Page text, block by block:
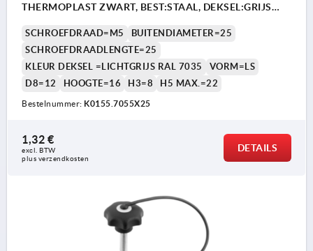
THERMOPLAST ZWART, BEST:STAAL, DEKSEL:GRIJS
SCHROEFDRAAD=M5
BUITENDIAMETER=25
SCHROEFDRAADLENGTE=25
KLEUR DEKSEL =LICHTGRIJS RAL 7035
VORM=LS
D8=12
HOOGTE=16 H3=8 H5 MAX.=22
Bestelnummer: K0155.7055X25
1,32 €
excl. BTW
plus verzendkosten
DETAILS